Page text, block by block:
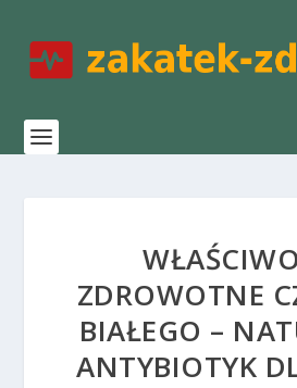
ZDROWOTNE
BIAŁEGO –
ANTYBIOTYK